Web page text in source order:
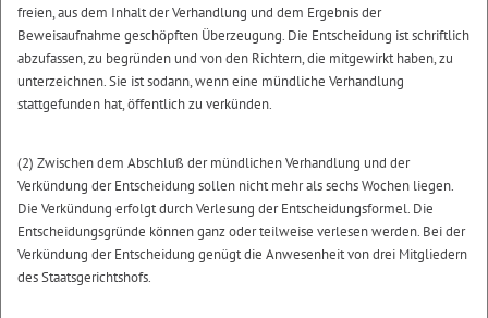
freien, aus dem Inhalt der Verhandlung und dem Ergebnis der
Beweisaufnahme geschöpften Überzeugung. Die Entscheidung ist schriftlich
abzufassen, zu begründen und von den Richtern, die mitgewirkt haben, zu
unterzeichnen. Sie ist sodann, wenn eine mündliche Verhandlung
stattgefunden hat, öffentlich zu verkünden.
(2) Zwischen dem Abschluß der mündlichen Verhandlung und der
Verkündung der Entscheidung sollen nicht mehr als sechs Wochen liegen.
Die Verkündung erfolgt durch Verlesung der Entscheidungsformel. Die
Entscheidungsgründe können ganz oder teilweise verlesen werden. Bei der
Verkündung der Entscheidung genügt die Anwesenheit von drei Mitgliedern
des Staatsgerichtshofs.